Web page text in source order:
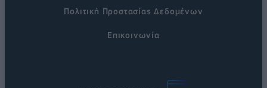
Πολιτική Προστασίας Δεδομένων
Επικοινωνία